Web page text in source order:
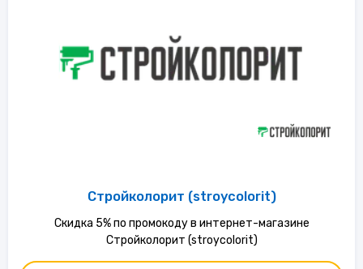
Стройколорит (stroycolorit)
Скидка 5% по промокоду в интернет-магазине
Стройколорит (stroycolorit)